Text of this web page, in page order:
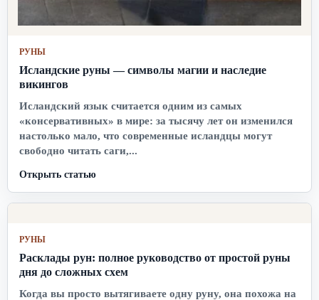
РУНЫ
Исландские руны — символы магии и наследие
викингов
Исландский язык считается одним из самых
«консервативных» в мире: за тысячу лет он изменился
настолько мало, что современные исландцы могут
свободно читать саги,...
Открыть статью
РУНЫ
Расклады рун: полное руководство от простой руны
дня до сложных схем
Когда вы просто вытягиваете одну руну, она похожа на